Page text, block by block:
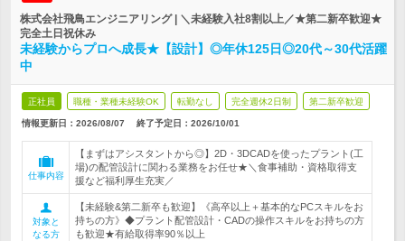
株式会社飛鳥エンジニアリング | ＼未経験入社8割以上／★第二新卒歓迎★
完全土日祝休み
未経験からプロへ成長★【設計】◎年休125日◎20代～30代活躍
中
正社員 職種・業種未経験OK 転勤なし 完全週休2日制 第二新卒歓迎
情報更新日：2026/08/07 終了予定日： 2026/10/01
仕事内容
【まずはアシスタントから◎】2D・3DCADを使ったプラント(工
場)の配管設計に関わる業務をお任せ★＼食事補助・資格取得支
援など福利厚生充実／
対象と
なる方
【未経験&第二新卒も歓迎】《高卒以上＋基本的なPCスキルをお
持ちの方》◆プラント配管設計・CADの操作スキルをお持ちの方
も歓迎★有給取得率90％以上